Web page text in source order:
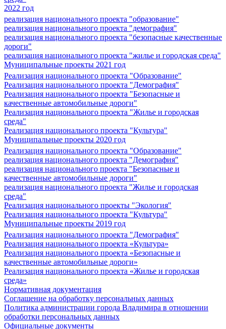
2022 год
реализация национального проекта "образование"
реализация национального проекта "демография"
реализация национального проекта "безопасные качественные
дороги"
реализация национального проекта "жилье и городская среда"
Муниципальные проекты 2021 год
Реализация национального проекта "Образование"
Реализация национального проекта "Демография"
Реализация национального проекта "Безопасные и
качественные автомобильные дороги"
Реализация национального проекта "Жилье и городская
среда"
Реализация национального проекта "Культура"
Муниципальные проекты 2020 год
Реализация национального проекта "Образование"
реализация национального проекта "Демография"
реализация национального проекта "Безопасные и
качественные автомобильные дороги"
реализация национального проекта "Жилье и городская
среда"
Реализация национального проекты "Экология"
Реализация национального проекта "Культура"
Муниципальные проекты 2019 год
Реализация национального проекта "Демография"
Реализация национального проекта «Культура»
Реализация национального проекта «Безопасные и
качественные автомобильные дороги»
Реализация национального проекта «Жилье и городская
среда»
Нормативная документация
Соглашение на обработку персональных данных
Политика администрации города Владимира в отношении
обработки персональных данных
Официальные документы